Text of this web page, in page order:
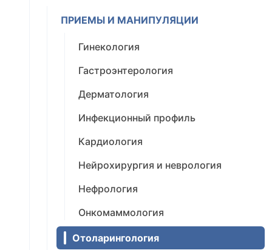
ПРИЕМЫ И МАНИПУЛЯЦИИ
Гинекология
Гастроэнтерология
Дерматология
Инфекционный профиль
Кардиология
Нейрохирургия и неврология
Нефрология
Онкомаммология
Отоларингология